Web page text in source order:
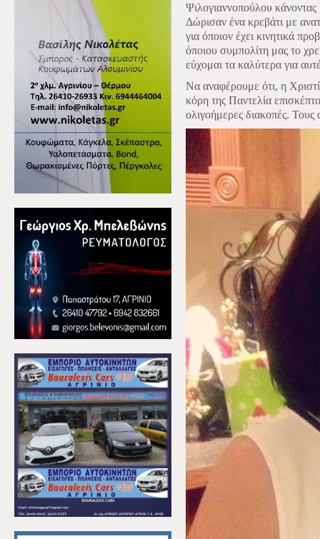
Ψιλογιαννοπούλου
Δώρισαν ένα κρεβάτι με
για όποιον έχει κινητικά
όποιου συμπολίτη μας το
εύχομαι τα καλύτερα για
Να αναφέρουμε ότι, η
κόρη της Παντελία
ολιγοήμερες διακοπές. Τους